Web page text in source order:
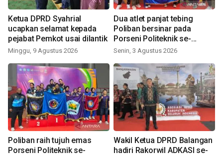
Ketua DPRD Syahrial
ucapkan selamat kepada
pejabat Pemkot usai dilantik
Minggu, 9 Agustus 2026
Dua atlet panjat tebing
Poliban bersinar pada
Porseni Politeknik se-
Indonesia 2026
Senin, 3 Agustus 2026
Poliban raih tujuh emas
Porseni Politeknik se-
Wakil Ketua DPRD Balangan
hadiri Rakorwil ADKASI se-